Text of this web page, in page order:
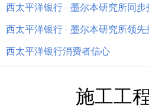
西太平洋银行 - 墨尔本研究所同步
西太平洋银行 - 墨尔本研究所领先
西太平洋银行消费者信心
施工工